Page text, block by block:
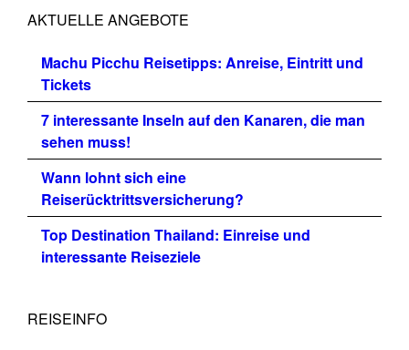
AKTUELLE ANGEBOTE
Machu Picchu Reisetipps: Anreise, Eintritt und
Tickets
7 interessante Inseln auf den Kanaren, die man
sehen muss!
Wann lohnt sich eine
Reiserücktrittsversicherung?
Top Destination Thailand: Einreise und
interessante Reiseziele
REISEINFO